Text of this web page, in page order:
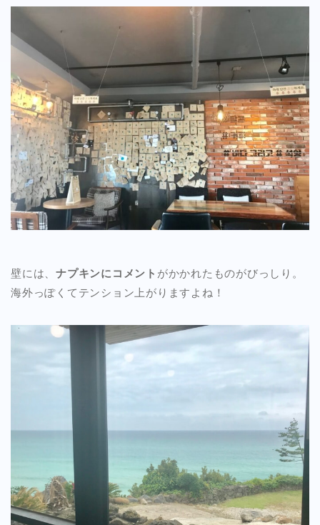
壁には、ナプキンにコメント がかかれたものがびっしり。
海外っぽくてテンション上がりますよね！